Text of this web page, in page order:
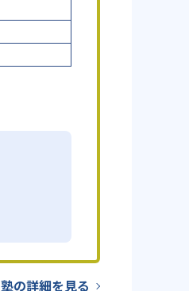
塾の詳細を見る